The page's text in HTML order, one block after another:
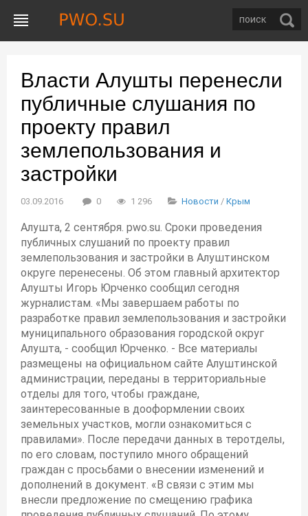
Власти Алушты перенесли
публичные слушания по
проекту правил
землепользования и
застройки
03.09.2016 0 1 296 Новости / Крым
Алушта, 2 сентября. pwo.su. Сроки проведения
публичных слушаний по проекту правил
землепользования и застройки в Алуштинском
округе перенесены. Об этом главный архитектор
Алушты Игорь Юрченко сообщил сегодня
журналистам. «Мы завершаем работы по
разработке правил землепользования и застройки
муниципального образования городской округ
Алушта, - сообщил Юрченко. - Все материалы
размещены на официальном сайте Алуштинской
администрации, переданы в территориальные
отделы для того, чтобы граждане,
заинтересованные в дооформлении своих
земельных участков, могли ознакомиться с
правилами». После передачи данных в теротделы,
по его словам, поступило много обращений
граждан с просьбами о внесении изменений и
дополнений в документ. «В связи с этим мы
внесли предложение по смещению графика